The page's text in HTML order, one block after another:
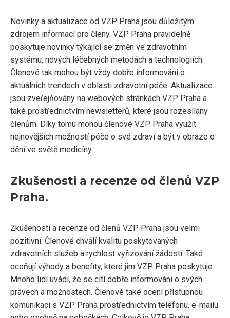
Novinky a aktualizace od VZP Praha jsou důležitým
zdrojem informací pro členy. VZP Praha pravidelně
poskytuje novinky týkající se změn ve zdravotním
systému, nových léčebných metodách a technologiích.
Členové tak mohou být vždy dobře informováni o
aktuálních trendech v oblasti zdravotní péče. Aktualizace
jsou zveřejňovány na webových stránkách VZP Praha a
také prostřednictvím newsletterů, které jsou rozesílány
členům. Díky tomu mohou členové VZP Praha využít
nejnovějších možností péče o své zdraví a být v obraze o
dění ve světě medicíny.
Zkušenosti a recenze od členů VZP
Praha.
Zkušenosti a recenze od členů VZP Praha jsou velmi
pozitivní. Členové chválí kvalitu poskytovaných
zdravotních služeb a rychlost vyřizování žádostí. Také
oceňují výhody a benefity, které jim VZP Praha poskytuje.
Mnoho lidí uvádí, že se cítí dobře informováni o svých
právech a možnostech. Členové také ocení přístupnou
komunikaci s VZP Praha prostřednictvím telefonu, e-mailu